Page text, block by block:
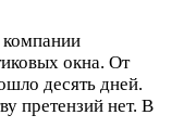
компании
окна. От
десять дней.
претензий нет. В